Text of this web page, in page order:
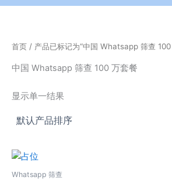
首页 / 产品已标记为“中国 Whatsapp 筛查 100
中国 Whatsapp 筛查 100 万套餐
显示单一结果
Whatsapp 筛查